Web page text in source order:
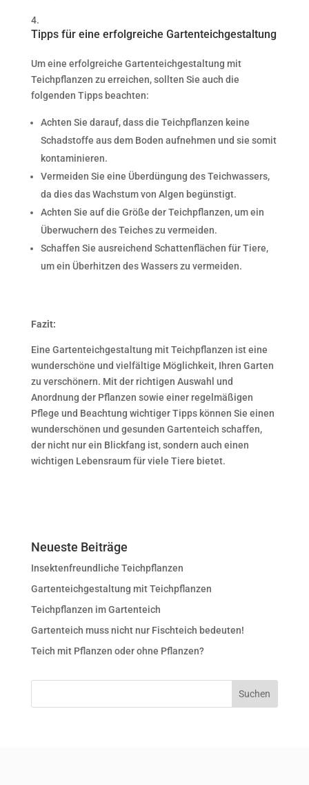
Tipps für eine erfolgreiche Gartenteichgestaltung
Um eine erfolgreiche Gartenteichgestaltung mit
Teichpflanzen zu erreichen, sollten Sie auch die
folgenden Tipps beachten:
Achten Sie darauf, dass die Teichpflanzen keine
Schadstoffe aus dem Boden aufnehmen und sie somit
kontaminieren.
Vermeiden Sie eine Überdüngung des Teichwassers,
da dies das Wachstum von Algen begünstigt.
Achten Sie auf die Größe der Teichpflanzen, um ein
Überwuchern des Teiches zu vermeiden.
Schaffen Sie ausreichend Schattenflächen für Tiere,
um ein Überhitzen des Wassers zu vermeiden.
Fazit:
Eine Gartenteichgestaltung mit Teichpflanzen ist eine
wunderschöne und vielfältige Möglichkeit, Ihren Garten
zu verschönern. Mit der richtigen Auswahl und
Anordnung der Pflanzen sowie einer regelmäßigen
Pflege und Beachtung wichtiger Tipps können Sie einen
wunderschönen und gesunden Gartenteich schaffen,
der nicht nur ein Blickfang ist, sondern auch einen
wichtigen Lebensraum für viele Tiere bietet.
Neueste Beiträge
Insektenfreundliche Teichpflanzen
Gartenteichgestaltung mit Teichpflanzen
Teichpflanzen im Gartenteich
Gartenteich muss nicht nur Fischteich bedeuten!
Teich mit Pflanzen oder ohne Pflanzen?